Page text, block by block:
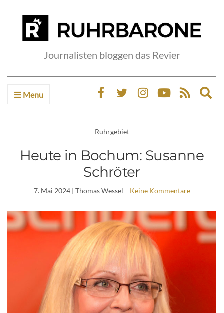
Journalisten bloggen das Revier
Menu
Ruhrgebiet
Heute in Bochum: Susanne
Schröter
7. Mai 2024| Thomas Wessel Keine Kommentare